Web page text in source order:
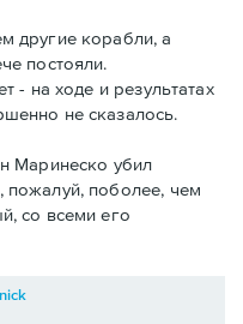
другие корабли, а
постояли.
- на ходе и результатах
не сказалось.
Маринеско убил
пожалуй, поболее, чем
со всеми его